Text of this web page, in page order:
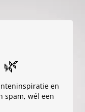
en
spam, wél een